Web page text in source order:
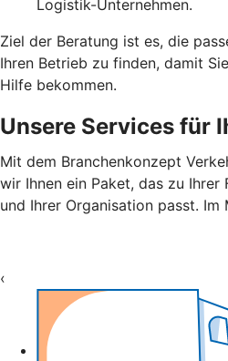
Logistik-Unternehmen.
Ziel der Beratung ist es, die
Ihren Betrieb zu finden, damit
Hilfe bekommen.
Unsere Services für
Mit dem Branchenkonzept
wir Ihnen ein Paket, das zu
und Ihrer Organisation passt.
‹